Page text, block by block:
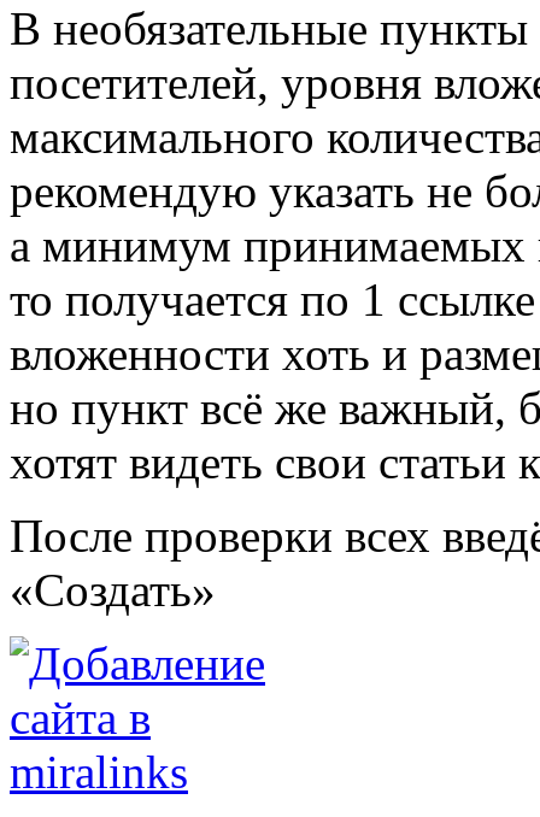
В необязательные пункты
посетителей, уровня
максимального
рекомендую указать не
а минимум принимаемых
то получается по 1
вложенности хоть и
но пункт всё же важный,
хотят видеть свои
После проверки всех
«Создать»